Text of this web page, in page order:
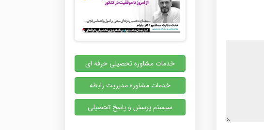
خدمات مشاوره تحصیلی حرفه ای
خدمات مشاوره مدیریت رابطه
سیستم پرسش و پاسخ تحصیلی